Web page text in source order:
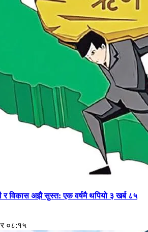
र विकास अझै सुस्त: एक वर्षमै थपियो ३ खर्ब ८५
०८:१५